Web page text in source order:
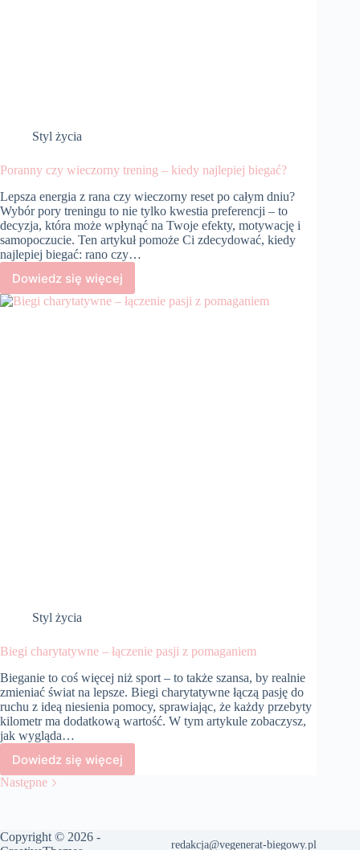
Styl życia
Poranny czy wieczorny trening – kiedy najlepiej biegać?
Lepsza energia z rana czy wieczorny reset po całym dniu?
Wybór pory treningu to nie tylko kwestia preferencji – to
decyzja, która może wpłynąć na Twoje efekty, motywację i
samopoczucie. Ten artykuł pomoże Ci zdecydować, kiedy
najlepiej biegać: rano czy…
Dowiedz się więcej
Poranny
czy
Styl życia
Biegi charytatywne – łączenie pasji z pomaganiem
Bieganie to coś więcej niż sport – to także szansa, by realnie
zmieniać świat na lepsze. Biegi charytatywne łączą pasję do
ruchu z ideą niesienia pomocy, sprawiając, że każdy przebyty
kilometr ma dodatkową wartość. W tym artykule zobaczysz,
jak wygląda…
Dowiedz się więcej
Biegi
z
Następne
Copyright © 2026 -
redakcja@vegenerat-biegowy.pl